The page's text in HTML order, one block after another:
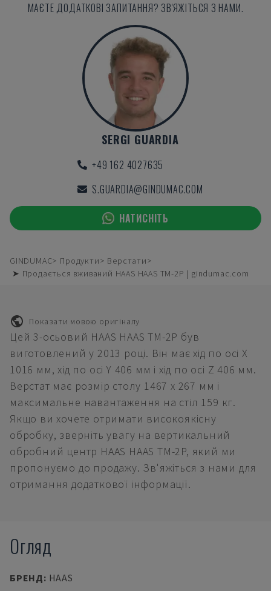
МАЄТЕ ДОДАТКОВІ ЗАПИТАННЯ? ЗВ'ЯЖІТЬСЯ З НАМИ.
SERGI GUARDIA
+49 162 4027635
S.GUARDIA@GINDUMAC.COM
НАТИСНІТЬ
GINDUMAC Продукти
Верстати
➤ Продається вживаний HAAS HAAS TM-2P | gindumac.com
Показати мовою оригіналу
Цей 3-осьовий HAAS HAAS TM-2P був
виготовлений у 2013 році. Він має хід по осі X
1016 мм, хід по осі Y 406 мм і хід по осі Z 406 мм.
Верстат має розмір столу 1467 x 267 мм і
максимальне навантаження на стіл 159 кг.
Якщо ви хочете отримати високоякісну
обробку, зверніть увагу на вертикальний
обробний центр HAAS HAAS TM-2P, який ми
пропонуємо до продажу. Зв'яжіться з нами для
отримання додаткової інформації.
Огляд
БРЕНД: HAAS